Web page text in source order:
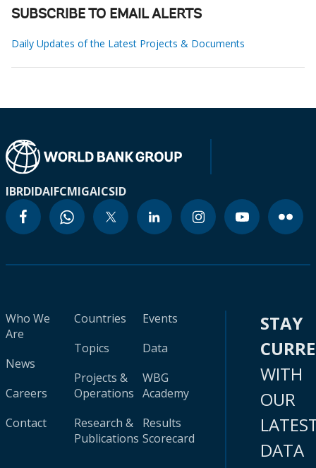
SUBSCRIBE TO EMAIL ALERTS
Daily Updates of the Latest Projects & Documents
IBRDIDAIFCMIGAICSID
Who We
Are
News
Careers
Contact
Countries
Topics
Projects &
Operations
Research &
Publications
Events
Data
WBG
Academy
Results
Scorecard
STAY
WITH
OUR
DATA